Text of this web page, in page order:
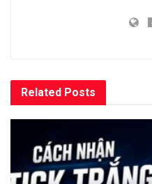
Related Posts